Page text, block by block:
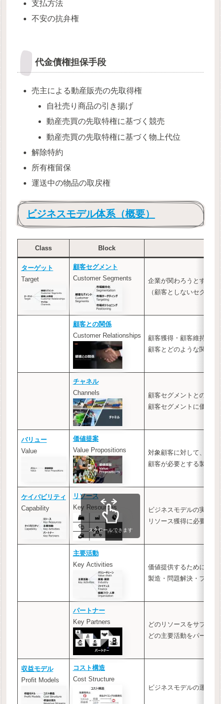
支払方法
不安の抗弁権
代金債権担保手段
売主による動産販売の先取得権
自社売り商品の引き揚げ
動産売買の先取特権に基づく競売
動産売買の先取特権に基づく物上代位
解除特約
所有権留保
運送中の物品の取戻権
ビジネスモデル体系（概要）
Class Block
ターゲット
Target
顧客セグメント
Customer Segments
企業が関わろうとする顧
（顧客としないセグメ
顧客との関係
Customer Relationships
顧客獲得・顧客維持・
顧客とどのような関係を
チャネル
Channels
顧客セグメントとのコ
顧客セグメントに価値を
バリュー
Value
価値提案
Value Propositions
対象顧客に対して、企
顧客が必要とする製品
ケイパビリティ
Capability
リソース
Key Resources
ビジネスモデルの実行
リソース獲得に必要な
主要活動
Key Activities
価値提供するために欠か
製造・問題解決・プラ
パートナー
Key Partners
どのリソースをサプラ
どの主要活動をパート
収益モデル
Profit Models
コスト構造
Cost Structure
ビジネスモデルの運営
スクロールできます